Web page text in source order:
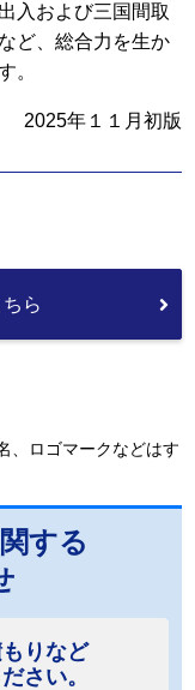
入および三国間取
ど、総合力を生か
。
2025年１１月初版
ら
、ロゴマークなどはす
する
りなど
さい。